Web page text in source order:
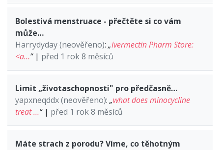
Bolestivá menstruace - přečtěte si co vám
může…
Harrydyday (neověřeno): „Ivermectin Pharm Store:
<a…“| před 1 rok 8 měsíců
Limit „životaschopnosti" pro předčasně…
yapxneqddx (neověřeno): „what does minocycline
treat …“| před 1 rok 8 měsíců
Máte strach z porodu? Víme, co těhotným